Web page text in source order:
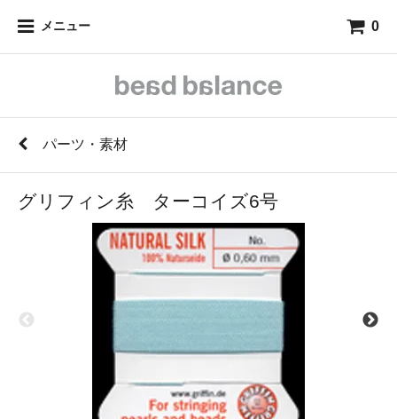
メニュー 0
パーツ・素材
グリフィン糸 ターコイズ6号